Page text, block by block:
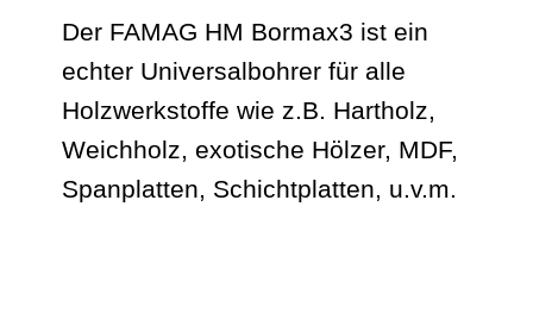
Der FAMAG HM Bormax3 ist ein
echter Universalbohrer für alle
Holzwerkstoffe wie z.B. Hartholz,
Weichholz, exotische Hölzer, MDF,
Spanplatten, Schichtplatten, u.v.m.